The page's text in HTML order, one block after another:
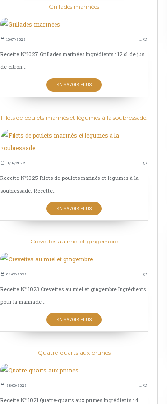
Grillades marinées
16/07/2022 …
Recette N°1027 Grillades marinées Ingrédients : 12 cl de jus
de citron...
EN SAVOIR PLUS
PRÉPARATIONS DE BASES
Filets de poulets marinés et légumes à la soubressade.
11/07/2022 …
Recette N°1025 Filets de poulets marinés et légumes à la
soubressade. Recette...
EN SAVOIR PLUS
Crevettes au miel et gingembre
04/07/2022 …
Recette N° 1023 Crevettes au miel et gingembre Ingrédients
pour la marinade...
EN SAVOIR PLUS
Quatre-quarts aux prunes
28/06/2022 …
Recette N° 1021 Quatre-quarts aux prunes Ingrédients : 4